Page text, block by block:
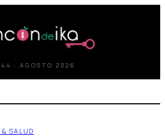
· AGOSTO 2026
SALUD